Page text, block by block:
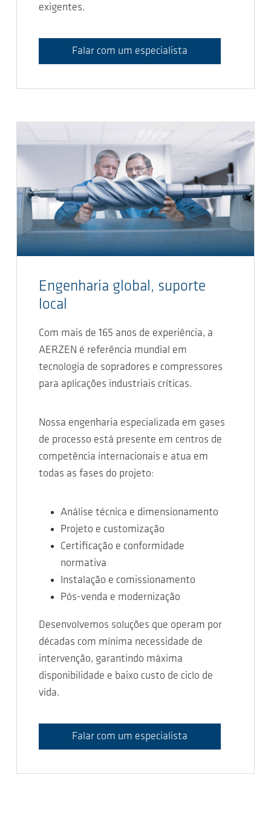
exigentes.
Falar com um especialista
Engenharia global, suporte
local
Com mais de 165 anos de experiência, a
AERZEN é referência mundial em
tecnologia de sopradores e compressores
para aplicações industriais críticas.
Nossa engenharia especializada em gases
de processo está presente em centros de
competência internacionais e atua em
todas as fases do projeto:
Análise técnica e dimensionamento
Projeto e customização
Certificação e conformidade
normativa
Instalação e comissionamento
Pós-venda e modernização
Desenvolvemos soluções que operam por
décadas com mínima necessidade de
intervenção, garantindo máxima
disponibilidade e baixo custo de ciclo de
vida.
Falar com um especialista